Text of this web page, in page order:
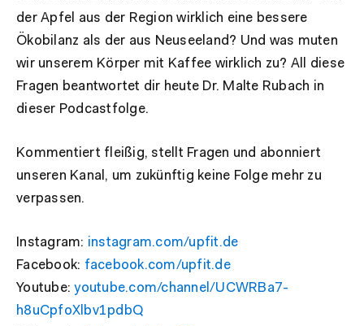
der Apfel aus der Region wirklich eine bessere
Ökobilanz als der aus Neuseeland? Und was muten
wir unserem Körper mit Kaffee wirklich zu? All diese
Fragen beantwortet dir heute Dr. Malte Rubach in
dieser Podcastfolge.
Kommentiert fleißig, stellt Fragen und abonniert
unseren Kanal, um zukünftig keine Folge mehr zu
verpassen.
Instagram: instagram.com/upfit.de
Facebook: facebook.com/upfit.de
Youtube:youtube.com/channel/UCWRBa7-
h8uCpfoXlbv1pdbQ